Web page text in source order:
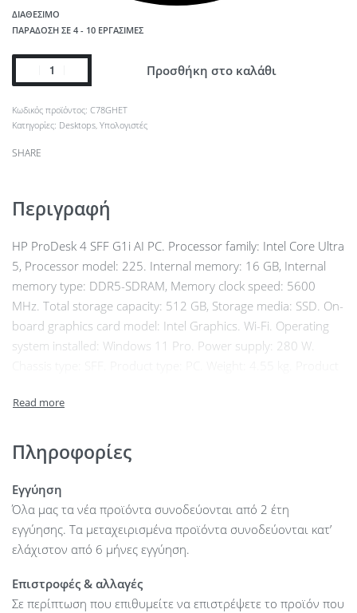
ΔΙΑΘΈΣΙΜΟ
ΠΑΡΆΔΟΣΗ ΣΕ 4 - 10 ΕΡΓΆΣΙΜΕΣ
Προσθήκη στο καλάθι
C78GHET
Κατηγορίες: Desktops Υπολογιστές
SHARE
Περιγραφή
HP ProDesk 4 SFF G1i AI PC. Processor family: Intel Core Ultra
5, Processor model: 225. Internal memory: 16 GB, Internal
memory type: DDR5-SDRAM, Memory clock speed: 5600
MHz. Total storage capacity: 512 GB, Storage media: SSD. On-
board graphics card model: Intel Graphics. Wi-Fi. Operating
system installed: Windows 11 Pro. Power supply: 280 W.
Πληροφορίες
Εγγύηση
Όλα μας τα νέα προϊόντα συνοδεύονται από 2 έτη
εγγύησης. Τα μεταχειρισμένα προϊόντα συνοδεύονται κατ’
ελάχιστον από 6 μήνες εγγύηση.
Επιστροφές & αλλαγές
Σε περίπτωση που επιθυμείτε να επιστρέψετε το προϊόν που